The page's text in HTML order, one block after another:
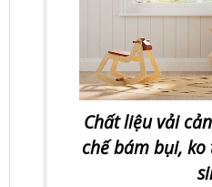
Chất liệu vải
chế bám bụi,